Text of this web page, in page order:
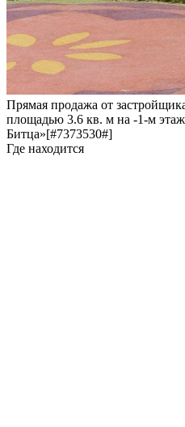
Прямая продажа от
площадью 3.6 кв. м на -1-м
Битца»[#7373530#]
Где находится